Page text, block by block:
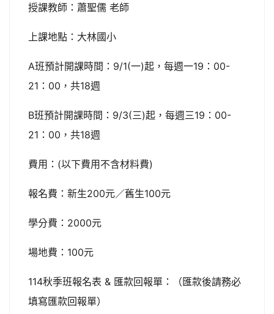
授課教師：蕭聖儒 老師
上課地點：大林國小
A班預計開課時間：9/1(一)起，每週一19：00-
21：00，共18週
B班預計開課時間：9/3(三)起，每週三19：00-
21：00，共18週
費用：(以下費用不含材料費)
報名費：新生200元／舊生100元
學分費：2000元
場地費：100元
114秋季班報名表 & 匯款回報單：（匯款後請務必
填寫匯款回報單）